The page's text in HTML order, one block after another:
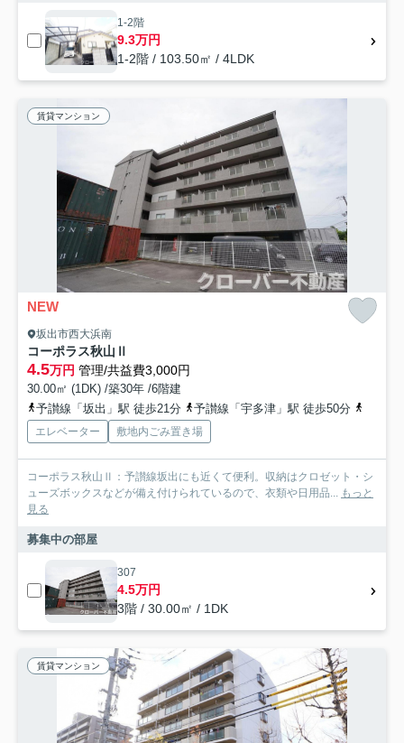
1-2階
9.3万円
1-2階 / 103.50㎡ / 4LDK
賃貸マンション
NEW
坂出市西大浜南
コーポラス秋山Ⅱ
4.5万円 管理/共益費3,000円
30.00㎡ (1DK) /築30年 /6階建
予讃線「坂出」駅 徒歩21分
予讃線「宇多津」駅 徒歩50分
エレベーター 敷地内ごみ置き場
コーポラス秋山Ⅱ：予讃線坂出にも近くて便利。収納はクロゼット・シ
ューズボックスなどが備え付けられているので、衣類や日用品...
もっと
見る
募集中の部屋
307
4.5万円
3階 / 30.00㎡ / 1DK
賃貸マンション